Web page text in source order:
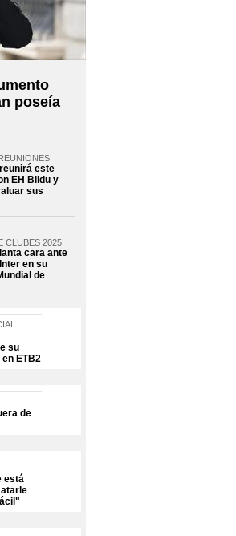
poseía
este
EH Bildu y
sus
CLUBES 2025
cara ante
en su
de
su
ETB2
de
está